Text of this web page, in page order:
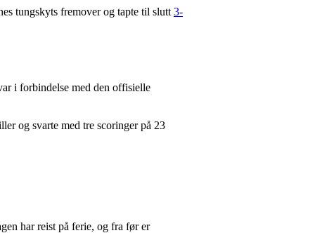
tungskyts fremover og tapte til slutt 3-
i forbindelse med den offisielle
og svarte med tre scoringer på 23
har reist på ferie, og fra før er